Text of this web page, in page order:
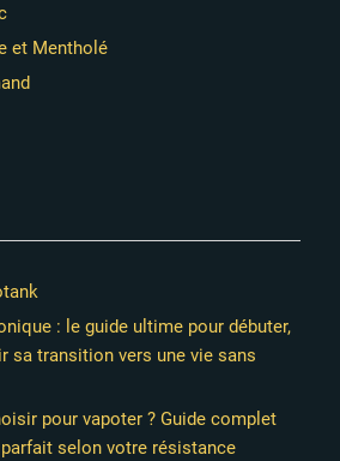
et Mentholé
: le guide ultime pour débuter,
sa transition vers une vie sans
pour vapoter ? Guide complet
selon votre résistance